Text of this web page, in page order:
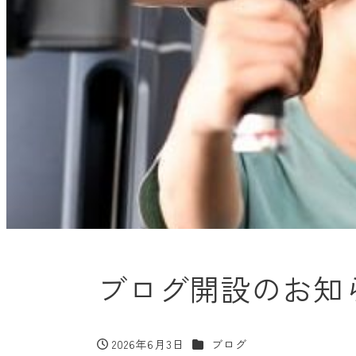
ブログ開設のお知
投稿日
2026年6月3日 カテゴリー
ブログ